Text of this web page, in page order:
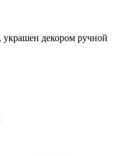
украшен декором ручной